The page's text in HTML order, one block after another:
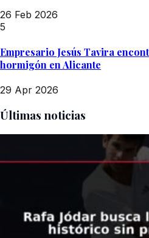
26 Feb 2026
5
Empresario Jesús Tavira
hormigón en Alicante
29 Apr 2026
Últimas noticias